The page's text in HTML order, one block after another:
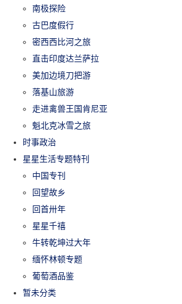
南极探险
古巴度假行
密西西比河之旅
直击印度达兰萨拉
美加边境刀把游
落基山旅游
走进禽兽王国肯尼亚
魁北克冰雪之旅
时事政治
星星生活专题特刊
中国专刊
回望故乡
回首卅年
星星千禧
牛转乾坤过大年
缅怀林顿专题
葡萄酒品鉴
暂未分类